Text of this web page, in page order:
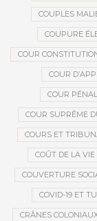
COUPLES
COUPURE
COUR
COUR
COUR
COUR SUPRÊME
COURS ET
COÛT DE LA VIE
COUVERTURE
COVID-19 ET
CRÂNES